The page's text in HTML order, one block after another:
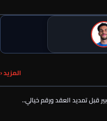
المزيد ‹ عقده مع الأهلي حتى 2030
قبل تمديد العقد ورقم خيالي..